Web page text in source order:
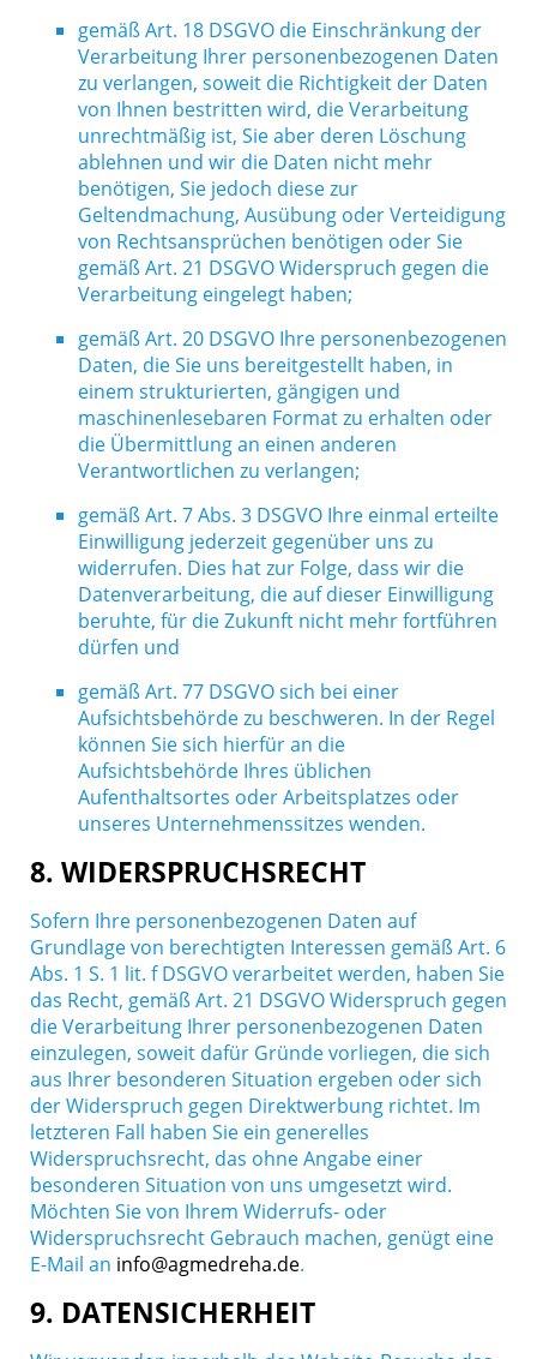
gemäß Art. 18 DSGVO die Einschränkung der
Verarbeitung Ihrer personenbezogenen Daten
zu verlangen, soweit die Richtigkeit der Daten
von Ihnen bestritten wird, die Verarbeitung
unrechtmäßig ist, Sie aber deren Löschung
ablehnen und wir die Daten nicht mehr
benötigen, Sie jedoch diese zur
Geltendmachung, Ausübung oder Verteidigung
von Rechtsansprüchen benötigen oder Sie
gemäß Art. 21 DSGVO Widerspruch gegen die
Verarbeitung eingelegt haben;
gemäß Art. 20 DSGVO Ihre personenbezogenen
Daten, die Sie uns bereitgestellt haben, in
einem strukturierten, gängigen und
maschinenlesebaren Format zu erhalten oder
die Übermittlung an einen anderen
Verantwortlichen zu verlangen;
gemäß Art. 7 Abs. 3 DSGVO Ihre einmal erteilte
Einwilligung jederzeit gegenüber uns zu
widerrufen. Dies hat zur Folge, dass wir die
Datenverarbeitung, die auf dieser Einwilligung
beruhte, für die Zukunft nicht mehr fortführen
dürfen und
gemäß Art. 77 DSGVO sich bei einer
Aufsichtsbehörde zu beschweren. In der Regel
können Sie sich hierfür an die
Aufsichtsbehörde Ihres üblichen
Aufenthaltsortes oder Arbeitsplatzes oder
unseres Unternehmenssitzes wenden.
8. WIDERSPRUCHSRECHT
Sofern Ihre personenbezogenen Daten auf
Grundlage von berechtigten Interessen gemäß Art. 6
Abs. 1 S. 1 lit. f DSGVO verarbeitet werden, haben Sie
das Recht, gemäß Art. 21 DSGVO Widerspruch gegen
die Verarbeitung Ihrer personenbezogenen Daten
einzulegen, soweit dafür Gründe vorliegen, die sich
aus Ihrer besonderen Situation ergeben oder sich
der Widerspruch gegen Direktwerbung richtet. Im
letzteren Fall haben Sie ein generelles
Widerspruchsrecht, das ohne Angabe einer
besonderen Situation von uns umgesetzt wird.
Möchten Sie von Ihrem Widerrufs- oder
Widerspruchsrecht Gebrauch machen, genügt eine
E-Mail an info@agmedreha.de.
9. DATENSICHERHEIT